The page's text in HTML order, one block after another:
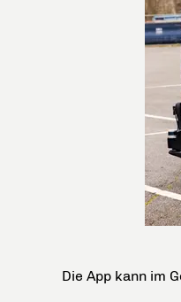
Die App kann im